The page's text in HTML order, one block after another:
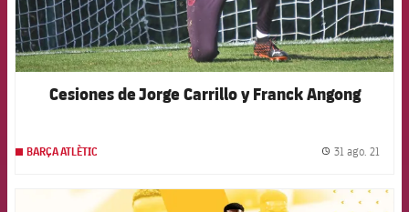
Cesiones de Jorge Carrillo y Franck Angong
BARÇA ATLÈTIC 31 ago. 21
FCB Barcelona badge